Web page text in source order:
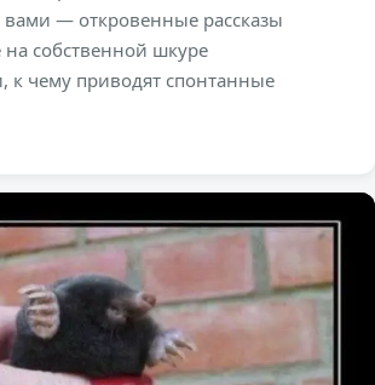
— откровенные рассказы
собственной шкуре
к чему приводят спонтанные